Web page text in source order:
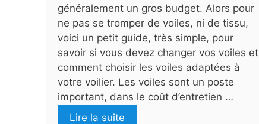
généralement un gros budget. Alors pour
ne pas se tromper de voiles, ni de tissu,
voici un petit guide, très simple, pour
savoir si vous devez changer vos voiles et
comment choisir les voiles adaptées à
votre voilier. Les voiles sont un poste
important, dans le coût d’entretien …
Lire la suite